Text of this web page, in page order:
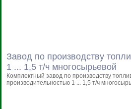
Завод по производству
1 ... 1,5 т/ч многосырьевой
Комплектный завод по производству
производительностью 1 ... 1,5 т/ч